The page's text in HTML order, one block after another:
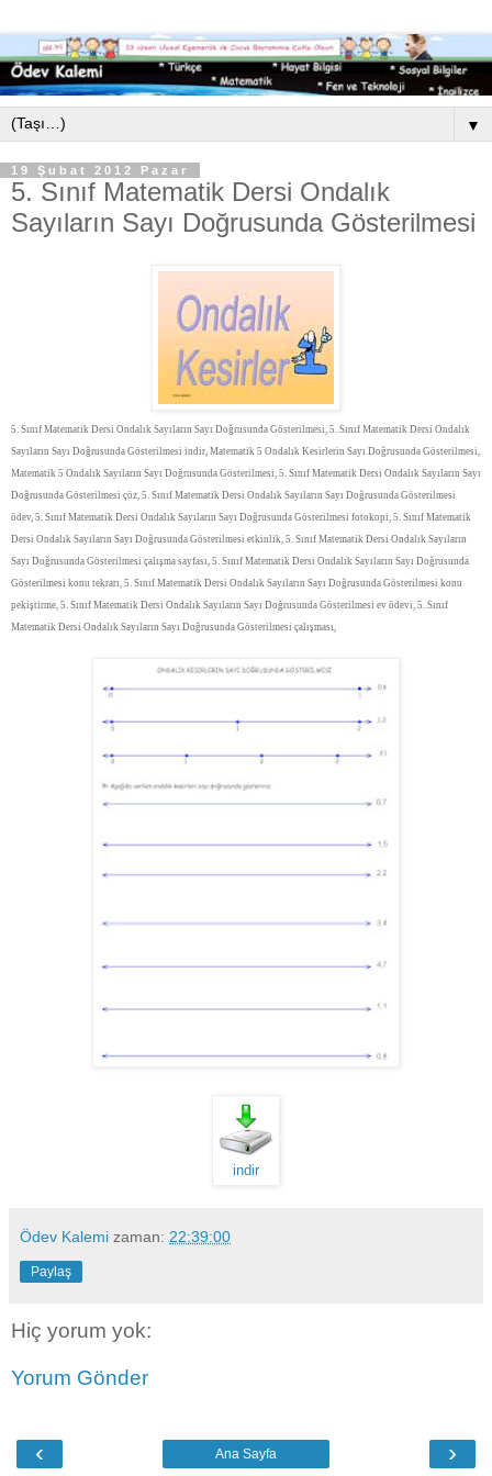
▼
19 Şubat 2012 Pazar
5. Sınıf Matematik Dersi Ondalık
Sayıların Sayı Doğrusunda Gösterilmesi
5. Sınıf Matematik Dersi Ondalık Sayıların Sayı Doğrusunda Gösterilmesi, 5. Sınıf Matematik Dersi Ondalık
Sayıların Sayı Doğrusunda Gösterilmesi indir, Matematik 5 Ondalık Kesirlerin Sayı Doğrusunda Gösterilmesi,
Matematik 5 Ondalık Sayıların Sayı Doğrusunda Gösterilmesi, 5. Sınıf Matematik Dersi Ondalık Sayıların Sayı
Doğrusunda Gösterilmesi çöz, 5. Sınıf Matematik Dersi Ondalık Sayıların Sayı Doğrusunda Gösterilmesi
ödev, 5. Sınıf Matematik Dersi Ondalık Sayıların Sayı Doğrusunda Gösterilmesi fotokopi, 5. Sınıf Matematik
Dersi Ondalık Sayıların Sayı Doğrusunda Gösterilmesi etkinlik, 5. Sınıf Matematik Dersi Ondalık Sayıların
Sayı Doğrusunda Gösterilmesi çalışma sayfası, 5. Sınıf Matematik Dersi Ondalık Sayıların Sayı Doğrusunda
Gösterilmesi konu tekrarı, 5. Sınıf Matematik Dersi Ondalık Sayıların Sayı Doğrusunda Gösterilmesi konu
pekiştirme, 5. Sınıf Matematik Dersi Ondalık Sayıların Sayı Doğrusunda Gösterilmesi ev ödevi, 5. Sınıf
Matematik Dersi Ondalık Sayıların Sayı Doğrusunda Gösterilmesi çalışması,
indir
Ödev Kalemi zaman: 22:39:00
Paylaş
Hiç yorum yok:
Yorum Gönder
‹ ›
Ana Sayfa